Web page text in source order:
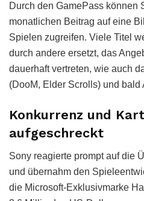
Durch den GamePass können
monatlichen Beitrag auf eine
Spielen zugreifen. Viele Titel
durch andere ersetzt, das
dauerhaft vertreten, wie auch
(DooM, Elder Scrolls) und bald
Konkurrenz und
aufgeschreckt
Sony reagierte prompt auf die
und übernahm den
die Microsoft-Exklusivmarke